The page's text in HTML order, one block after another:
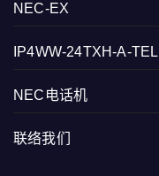
NEC-EX
IP4WW-24TXH-A-TEL
NEC电话机
联络我们